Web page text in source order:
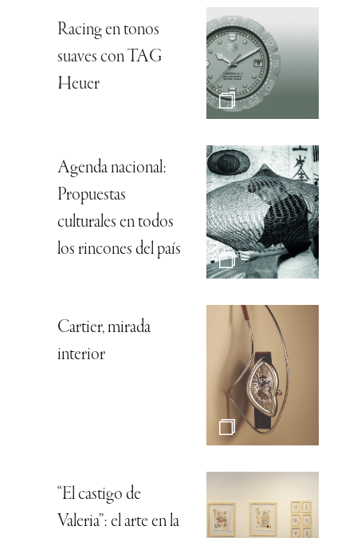
Racing en tonos
suaves con TAG
Heuer
Agenda nacional:
Propuestas
culturales en todos
los rincones del país
Cartier, mirada
interior
“El castigo de
Valeria”: el arte en la